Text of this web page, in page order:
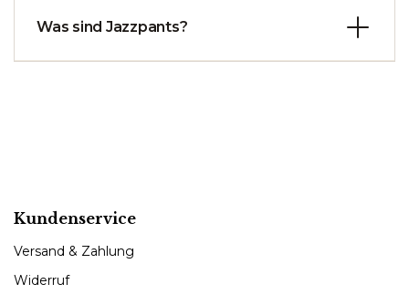
so bleibt die Elastizität lange erhalten.
Was sind Jazzpants?
Kundenservice
Versand & Zahlung
Widerruf